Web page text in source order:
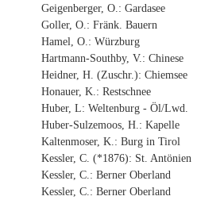
Geigenberger, O.: Gardasee
Goller, O.: Fränk. Bauern
Hamel, O.: Würzburg
Hartmann-Southby, V.: Chinese
Heidner, H. (Zuschr.): Chiemsee
Honauer, K.: Restschnee
Huber, L: Weltenburg - Öl/Lwd.
Huber-Sulzemoos, H.: Kapelle
Kaltenmoser, K.: Burg in Tirol
Kessler, C. (*1876): St. Antönien
Kessler, C.: Berner Oberland
Kessler, C.: Berner Oberland